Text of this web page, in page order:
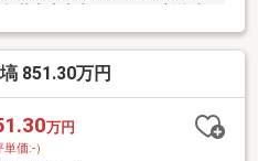
のご相談も承ります
851.30万円
万円
単価:-）